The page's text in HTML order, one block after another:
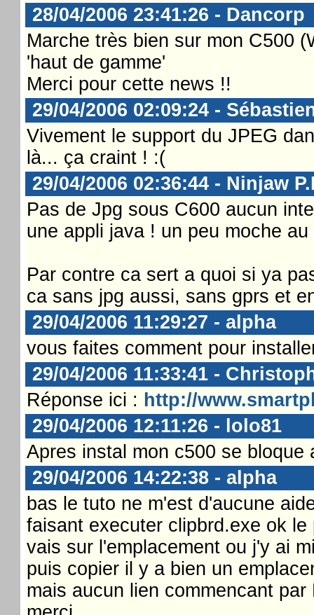
28/04/2006 23:41:26 - Dancorp
Marche très bien sur mon C500
'haut de gamme'
Merci pour cette news !!
29/04/2006 02:09:24 -
Vivement le support du JPEG
là... ça craint ! :(
29/04/2006 02:36:44 - Ninjaw
Pas de Jpg sous C600 aucun
une appli java ! un peu moche
Par contre ca sert a quoi si ya
ca sans jpg aussi, sans gprs et
29/04/2006 11:29:27 - alpha
vous faites comment pour
29/04/2006 11:33:41 -
Réponse ici : http://
29/04/2006 12:11:26 - lolo81
Apres instal mon c500 se
29/04/2006 14:22:38 - alpha
bas le tuto ne m'est d'aucune
faisant executer clipbrd.exe ok
vais sur l'emplacement ou j'y ai
puis copier il y a bien un
mais aucun lien commencant